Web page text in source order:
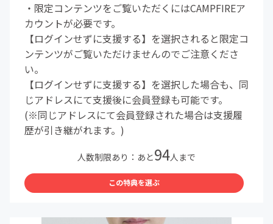
・限定コンテンツをご覧いただくにはCAMPFIREア
カウントが必要です。
【ログインせずに支援する】を選択されると限定コ
ンテンツがご覧いただけませんのでご注意くださ
い。
【ログインせずに支援する】を選択した場合も、同
じアドレスにて支援後に会員登録も可能です。
(※同じアドレスにて会員登録された場合は支援履
歴が引き継がれます。)
人数制限あり：あと94人まで
この特典を選ぶ